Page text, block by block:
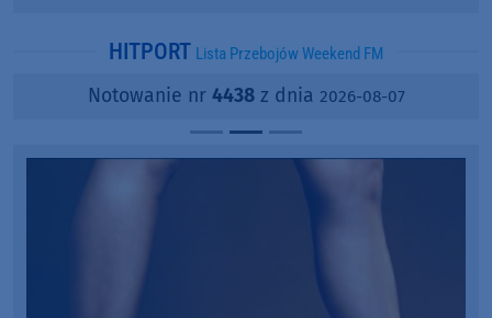
HITPORT Lista Przebojów Weekend FM
Notowanie nr 4438z dnia 2026-08-07